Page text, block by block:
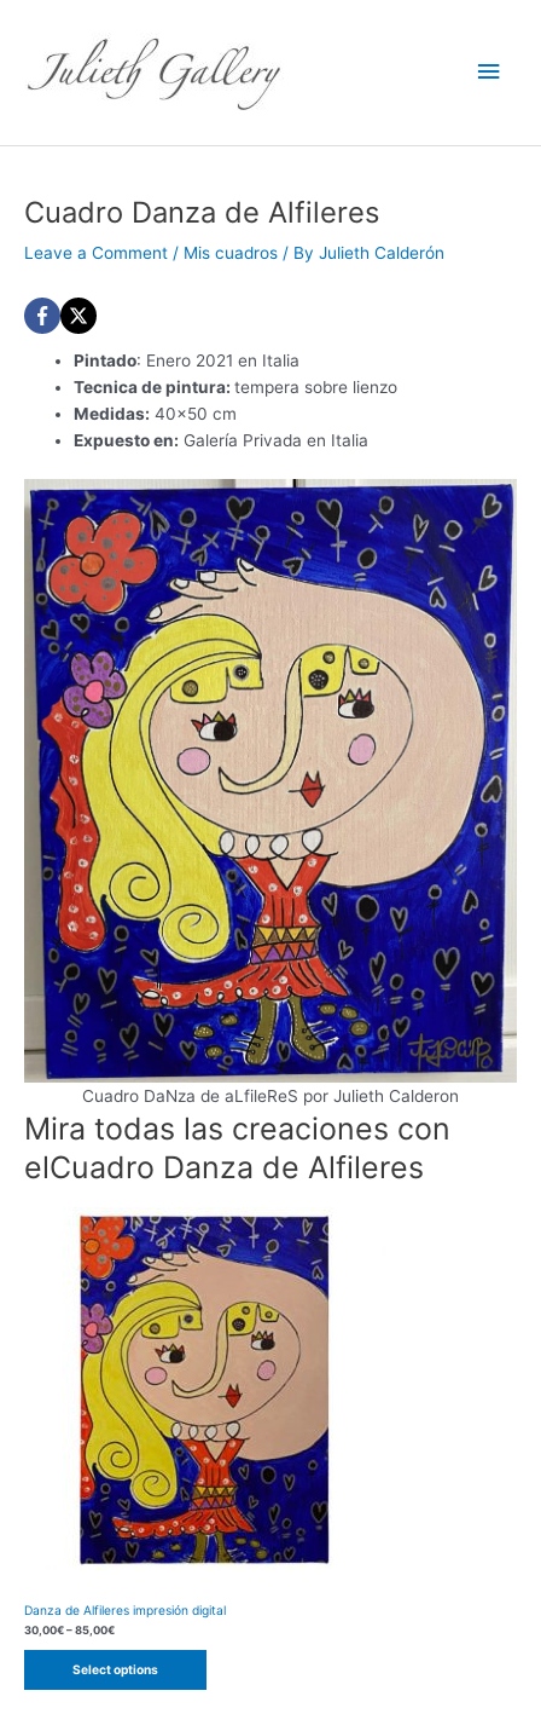
Main
Cuadro Danza de Alfileres
Leave a Comment / Mis cuadros / By Julieth Calderón
Pintado: Enero 2021 en Italia
Tecnica de pintura:tempera sobre lienzo
Medidas: 40×50 cm
Expuesto en: Galería Privada en Italia
Cuadro DaNza de aLfileReS por Julieth Calderon
Mira todas las creaciones con
elCuadro Danza de Alfileres
Danza de Alfileres impresión digital
30,00€–85,00€
Select options